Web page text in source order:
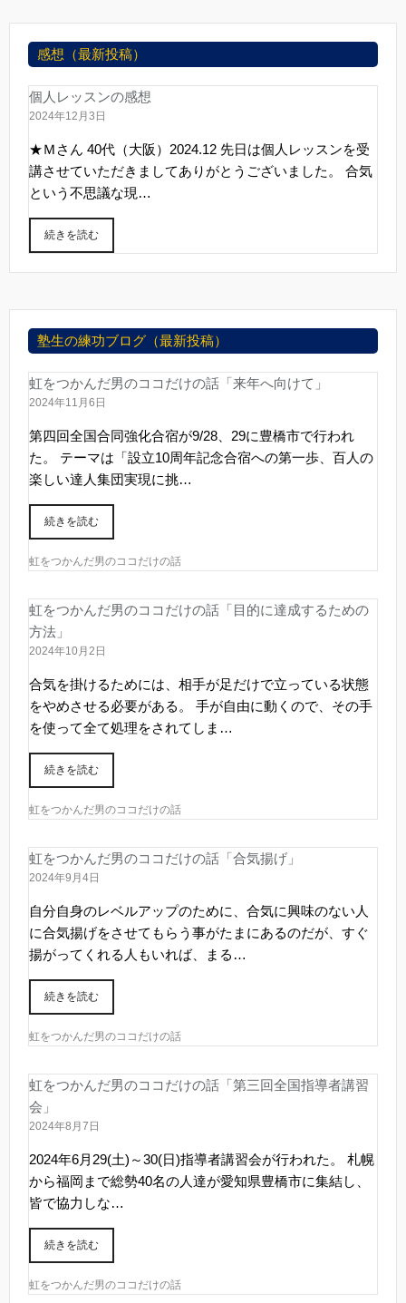
感想（最新投稿）
個人レッスンの感想
2024年12月3日
★Ｍさん 40代（大阪）2024.12 先日は個人レッスンを受
講させていただきましてありがとうございました。 合気
という不思議な現…
続きを読む
塾生の練功ブログ（最新投稿）
虹をつかんだ男のココだけの話「来年へ向けて」
2024年11月6日
第四回全国合同強化合宿が9/28、29に豊橋市で行われ
た。 テーマは「設立10周年記念合宿への第一歩、百人の
楽しい達人集団実現に挑…
続きを読む
虹をつかんだ男のココだけの話
虹をつかんだ男のココだけの話「目的に達成するための
方法」
2024年10月2日
合気を掛けるためには、相手が足だけで立っている状態
をやめさせる必要がある。 手が自由に動くので、その手
を使って全て処理をされてしま…
続きを読む
虹をつかんだ男のココだけの話
虹をつかんだ男のココだけの話「合気揚げ」
2024年9月4日
自分自身のレベルアップのために、合気に興味のない人
に合気揚げをさせてもらう事がたまにあるのだが、すぐ
揚がってくれる人もいれば、まる…
続きを読む
虹をつかんだ男のココだけの話
虹をつかんだ男のココだけの話「第三回全国指導者講習
会」
2024年8月7日
2024年6月29(土)～30(日)指導者講習会が行われた。 札幌
から福岡まで総勢40名の人達が愛知県豊橋市に集結し、
皆で協力しな…
続きを読む
虹をつかんだ男のココだけの話